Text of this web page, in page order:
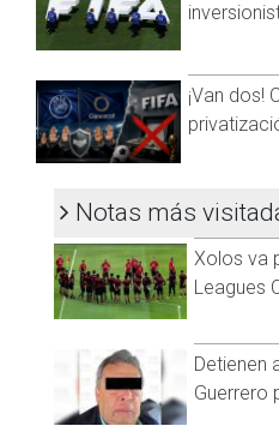
Las calles y tribunas en Toluca
visita de La Máquina, pero
¡Van dos!
Notas más
Xolos va
Leagues
Detienen
Guerrero